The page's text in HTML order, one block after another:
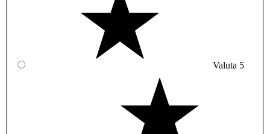
Valuta 5